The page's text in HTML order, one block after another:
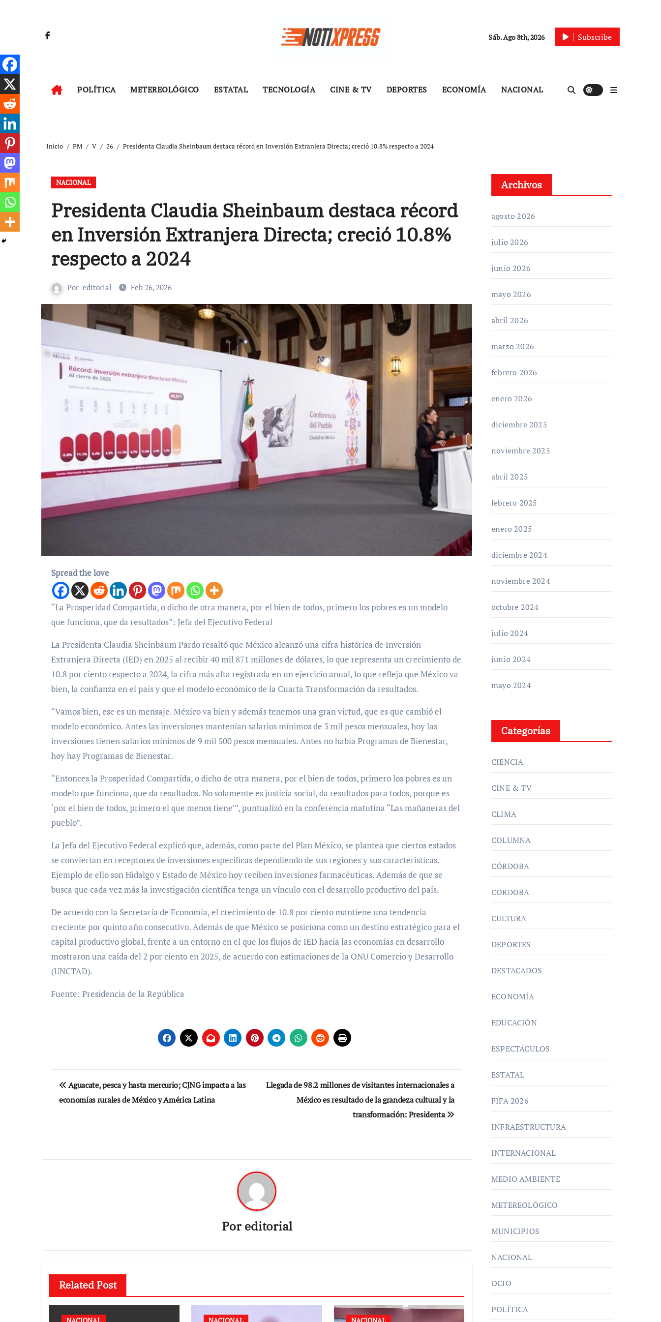
Sáb. Ago 8th, 2026 Subscribe
POLÍTICA METEREOLÓGICO ESTATAL TECNOLOGÍA CINE & TV DEPORTES ECONOMÍA NACIONAL
Inicio PM V 26 Presidenta Claudia Sheinbaum destaca récord en Inversión Extranjera Directa; creció 10.8% respecto a 2024
NACIONAL
Presidenta Claudia Sheinbaum destaca récord
en Inversión Extranjera Directa; creció 10.8%
respecto a 2024
Por editorial Feb 26, 2026
Spread the love
“La Prosperidad Compartida, o dicho de otra manera, por el bien de todos, primero los pobres es un modelo
que funciona, que da resultados”: Jefa del Ejecutivo Federal
La Presidenta Claudia Sheinbaum Pardo resaltó que México alcanzó una cifra histórica de Inversión
Extranjera Directa (IED) en 2025 al recibir 40 mil 871 millones de dólares, lo que representa un crecimiento de
10.8 por ciento respecto a 2024, la cifra más alta registrada en un ejercicio anual, lo que refleja que México va
bien, la confianza en el país y que el modelo económico de la Cuarta Transformación da resultados.
“Vamos bien, ese es un mensaje. México va bien y además tenemos una gran virtud, que es que cambió el
modelo económico. Antes las inversiones mantenían salarios mínimos de 3 mil pesos mensuales, hoy las
inversiones tienen salarios mínimos de 9 mil 500 pesos mensuales. Antes no había Programas de Bienestar,
hoy hay Programas de Bienestar.
“Entonces la Prosperidad Compartida, o dicho de otra manera, por el bien de todos, primero los pobres es un
modelo que funciona, que da resultados. No solamente es justicia social, da resultados para todos, porque es
‘por el bien de todos, primero el que menos tiene’”, puntualizó en la conferencia matutina “Las mañaneras del
pueblo”.
La Jefa del Ejecutivo Federal explicó que, además, como parte del Plan México, se plantea que ciertos estados
se conviertan en receptores de inversiones específicas dependiendo de sus regiones y sus características.
Ejemplo de ello son Hidalgo y Estado de México hoy reciben inversiones farmacéuticas. Además de que se
busca que cada vez más la investigación científica tenga un vínculo con el desarrollo productivo del país.
De acuerdo con la Secretaría de Economía, el crecimiento de 10.8 por ciento mantiene una tendencia
creciente por quinto año consecutivo. Además de que México se posiciona como un destino estratégico para el
capital productivo global, frente a un entorno en el que los flujos de IED hacia las economías en desarrollo
mostraron una caída del 2 por ciento en 2025, de acuerdo con estimaciones de la ONU Comercio y Desarrollo
(UNCTAD).
Fuente: Presidencia de la República
Navegación
de
Aguacate, pesca y hasta mercurio; CJNG impacta a las
economías rurales de México y América Latina
Llegada de 98.2 millones de visitantes internacionales a
México es resultado de la grandeza cultural y la
transformación: Presidenta
Poreditorial
Related Post
Archivos
agosto 2026
julio 2026
junio 2026
mayo 2026
abril 2026
marzo 2026
febrero 2026
enero 2026
diciembre 2025
noviembre 2025
abril 2025
febrero 2025
enero 2025
diciembre 2024
noviembre 2024
octubre 2024
julio 2024
junio 2024
mayo 2024
Categorías
CIENCIA
CINE & TV
CLIMA
COLUMNA
CÓRDOBA
CORDOBA
CULTURA
DEPORTES
DESTACADOS
ECONOMÍA
EDUCACIÓN
ESPECTÁCULOS
ESTATAL
FIFA 2026
INFRAESTRUCTURA
INTERNACIONAL
MEDIO AMBIENTE
METEREOLÓGICO
MUNICIPIOS
NACIONAL
OCIO
POLÍTICA